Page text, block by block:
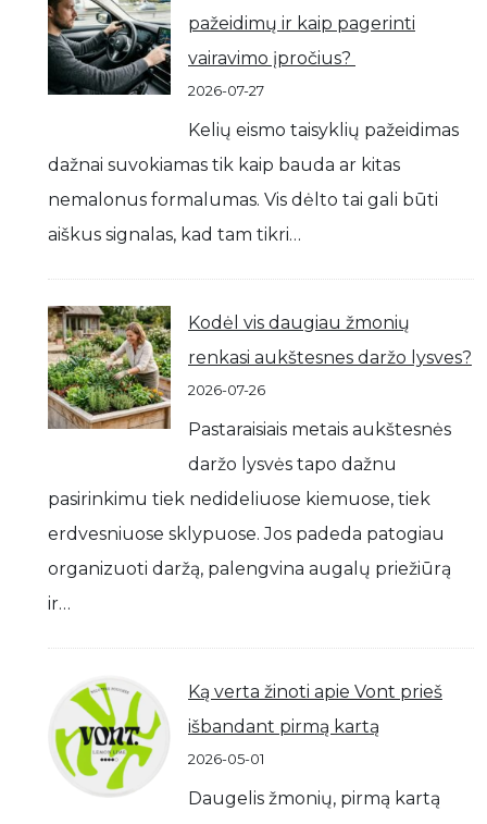
pažeidimų ir kaip pagerinti
vairavimo įpročius?
2026-07-27
Kelių eismo taisyklių pažeidimas
dažnai suvokiamas tik kaip bauda ar kitas
nemalonus formalumas. Vis dėlto tai gali būti
aiškus signalas, kad tam tikri…
Kodėl vis daugiau žmonių
renkasi aukštesnes daržo lysves?
2026-07-26
Pastaraisiais metais aukštesnės
daržo lysvės tapo dažnu
pasirinkimu tiek nedideliuose kiemuose, tiek
erdvesniuose sklypuose. Jos padeda patogiau
organizuoti daržą, palengvina augalų priežiūrą
ir…
Ką verta žinoti apie Vont prieš
išbandant pirmą kartą
2026-05-01
Daugelis žmonių, pirmą kartą